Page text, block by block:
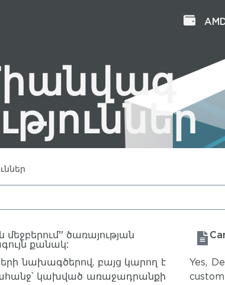
ծառայության
քանակ:
նախագծերով, բայց կարող է
կախված առաջադրանքի
Yes,